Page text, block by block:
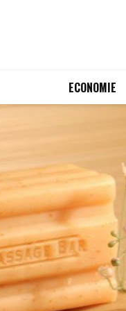
ECONOMIE